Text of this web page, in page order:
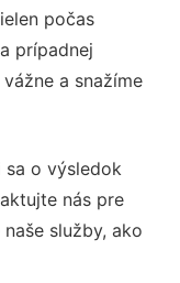
počas
prípadnej
a snažíme
sa o výsledok
nás pre
služby, ako